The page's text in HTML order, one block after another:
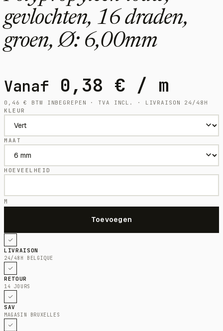
gevlochten, 16 draden,
groen, Ø: 6,00mm
Vanaf 0,38 € / m
0,46€
BTW INBEGREPEN · TVA INCL. · LIVRAISON 24/48H
KLEUR
MAAT
HOEVEELHEID
M
LIVRAISON
24/48H BELGIQUE
RETOUR
14 JOURS
SAV
MAGASIN BRUXELLES